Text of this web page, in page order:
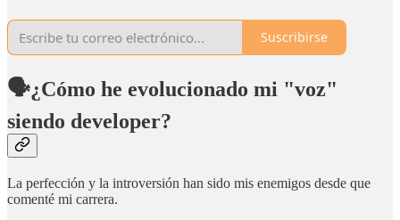
Suscribirse
🗣¿Cómo he evolucionado mi "voz"
siendo developer?
La perfección y la introversión han sido mis enemigos desde que
comenté mi carrera.